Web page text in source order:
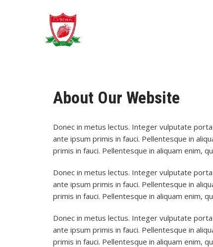
About Our Website
Donec in metus lectus. Integer vulputate
ante ipsum primis in fauci. Pellentesque in
primis in fauci. Pellentesque in aliquam enim,
Donec in metus lectus. Integer vulputate
ante ipsum primis in fauci. Pellentesque in
primis in fauci. Pellentesque in aliquam enim,
Donec in metus lectus. Integer vulputate
ante ipsum primis in fauci. Pellentesque in
primis in fauci. Pellentesque in aliquam enim,